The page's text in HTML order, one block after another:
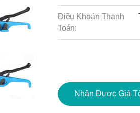
Điều Khoản Thanh
Toán:
Nhận Được Giá